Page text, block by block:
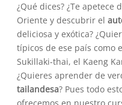
¿Qué dices? ¿Te
Oriente y descubrir el
deliciosa y exótica?
típicos de ese país como
Sukillaki-thai, el Kaeng
¿Quieres aprender de
tailandesa? Pues todo